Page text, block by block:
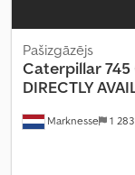
Marknesse 1
Pašizgāzējs
Caterpillar745
DIRECTLY